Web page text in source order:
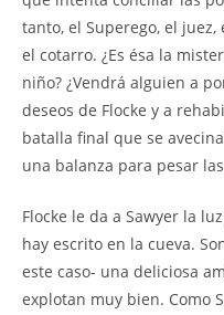
tanto, el Superego, el
el cotarro. ¿Es ésa la
niño? ¿Vendrá alguien a
deseos de Flocke y a
batalla final que se
una balanza para pesar
Flocke le da a Sawyer la
hay escrito en la cueva.
este caso- una deliciosa
explotan muy bien. Como